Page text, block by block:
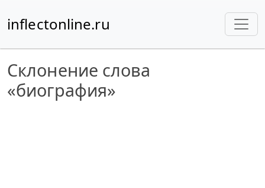
inflectonline.ru
Склонение слова
«биография»